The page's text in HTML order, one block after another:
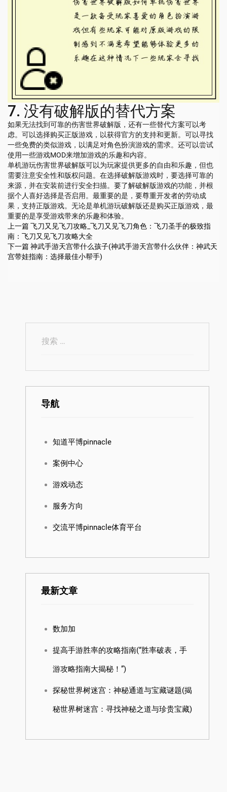
7. 没有破解版的替代方案
如果无法找到可靠的伤害世界破解版，还有一些替代方案可以考
虑。可以选择购买正版游戏，以获得官方的支持和更新。可以寻找
一些免费的类似游戏，以满足对角色扮演游戏的需求。还可以尝试
使用一些游戏MOD来增加游戏的乐趣和内容。
单机游玩伤害世界破解版可以为玩家提供更多的自由和乐趣，但也
需要注意安全性和版权问题。在选择破解版游戏时，要选择可靠的
来源，并在安装前进行安全扫描。要了解破解版游戏的功能，并根
据个人喜好选择是否启用。最重要的是，要尊重开发者的劳动成
果，支持正版游戏。无论是单机游玩破解版还是购买正版游戏，最
重要的是享受游戏带来的乐趣和体验。
上一篇飞刀又见飞刀攻略_飞刀又见飞刀角色：飞刀圣手的极致指
南：飞刀又见飞刀攻略大全
下一篇神武手游天宫带什么孩子(神武手游天宫带什么伙伴：神武天
宫带娃指南：选择最佳小帮手)
导航
知道平博pinnacle
案例中心
游戏动态
服务方向
交流平博pinnacle体育平台
最新文章
数加加
提高手游胜率的攻略指南(“胜率破表，手
游攻略指南大揭秘！”)
探秘世界树迷宫：神秘通道与宝藏谜题(揭
秘世界树迷宫：寻找神秘之道与珍贵宝藏)